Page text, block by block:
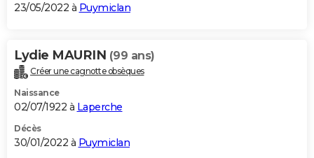
23/05/2022 à Puymiclan
Lydie MAURIN (99 ans)
Créer une cagnotte obsèques
Naissance
02/07/1922 à Laperche
Décès
30/01/2022 à Puymiclan